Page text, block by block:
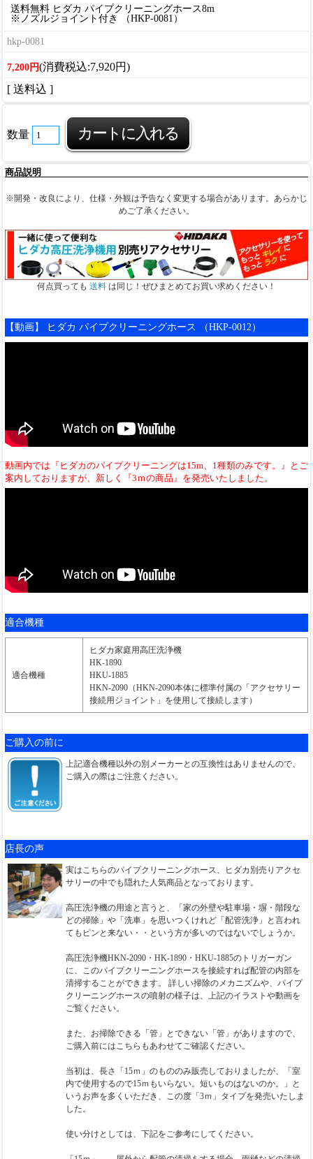
送料無料 ヒダカ パイプクリーニングホース8m
※ノズルジョイント付き （HKP-0081）
hkp-0081
7,200円(消費税込:7,920円)
[ 送料込 ]
数量
商品説明
※開発・改良により、仕様・外観は予告なく変更する場合があります。あらかじ
めご了承ください。
何点買っても 送料 は同じ！ぜひまとめてお買い求めください！
【動画】 ヒダカ パイプクリーニングホース （HKP-0012）
動画内では『ヒダカのパイプクリーニングは15m、1種類のみです。』とご
案内しておりますが、新しく『3ｍの商品』を発売いたしました。
適合機種
適合機種
ヒダカ家庭用高圧洗浄機
HK-1890
HKU-1885
HKN-2090（HKN-2090本体に標準付属の「アクセサリー
接続用ジョイント」を使用して接続します）
ご購入の前に
上記適合機種以外の別メーカーとの互換性はありませんので、
ご購入の際はご注意ください。
店長の声
実はこちらのパイプクリーニングホース、ヒダカ別売りアクセ
サリーの中でも隠れた人気商品となっております。
高圧洗浄機の用途と言うと、「家の外壁や駐車場・塀・階段な
どの掃除」や「洗車」を思いつくけれど「配管洗浄」と言われ
てもピンと来ない・・という方が多いのではないでしょうか。
高圧洗浄機HKN-2090・HK-1890・HKU-1885のトリガーガン
に、このパイプクリーニングホースを接続すれば配管の内部を
清掃することができます。 詳しい掃除のメカニズムや、パイプ
クリーニングホースの噴射の様子は、上記のイラストや動画を
ご覧ください。
また、お掃除できる「管」とできない「管」がありますので、
ご購入前にはこちらもあわせてご確認ください。
当初は、長さ「15ｍ」のもののみ販売しておりましたが、「室
内で使用するので15ｍもいらない。短いものはないのか。」と
いうお声を多くいただき、この度「3ｍ」タイプを発売いたしま
した。
使い分けとしては、下記をご参考にしてください。